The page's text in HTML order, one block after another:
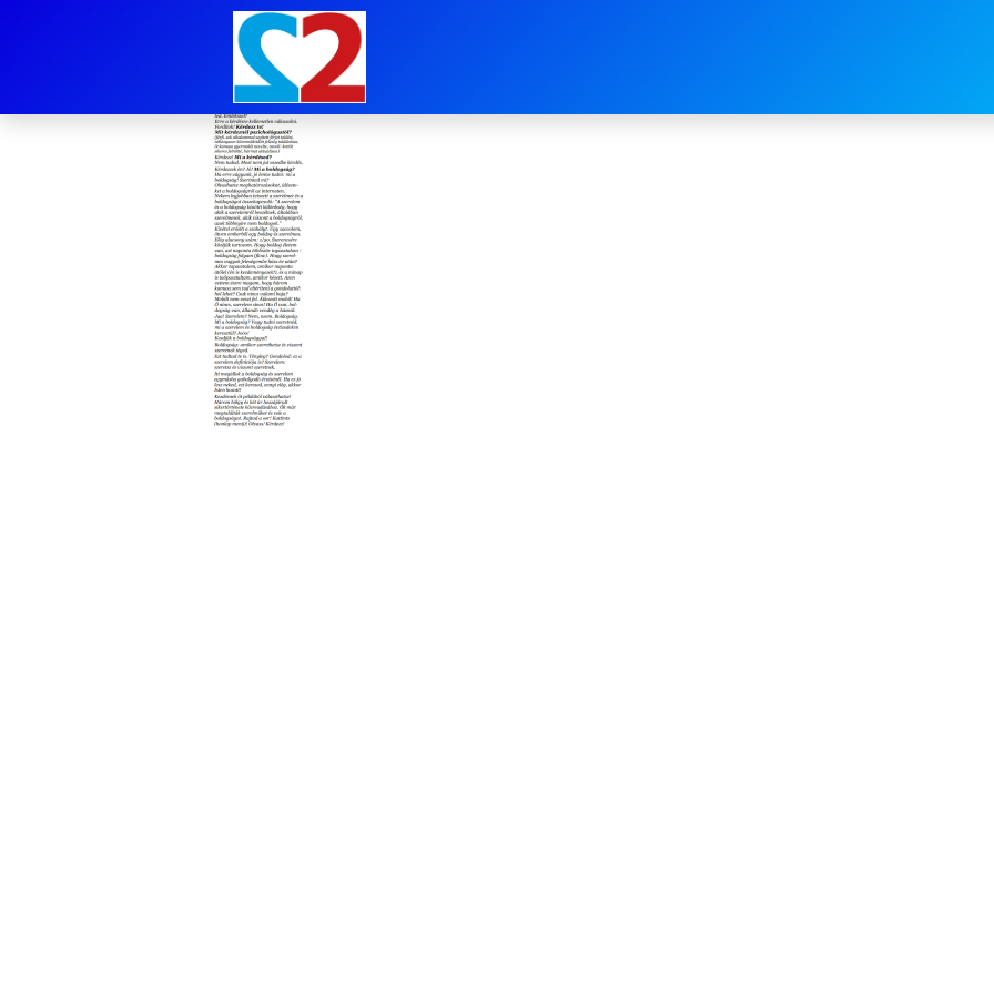
image